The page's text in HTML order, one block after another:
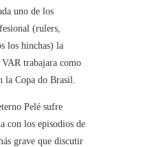
uno de los
(rulers,
los hinchas) la
trabajara como
la Copa do Brasil.
Pelé sufre
con los episodios de
grave que discutir